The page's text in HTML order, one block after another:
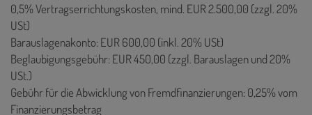
0,5% Vertragserrichtungskosten, mind. EUR 2.500,00 (zzgl. 20%
USt)
Barauslagenakonto: EUR 600,00 (inkl. 20% USt)
Beglaubigungsgebühr: EUR 450,00 (zzgl. Barauslagen und 20%
USt.)
Gebühr für die Abwicklung von Fremdfinanzierungen: 0,25% vom
Finanzierungsbetrag